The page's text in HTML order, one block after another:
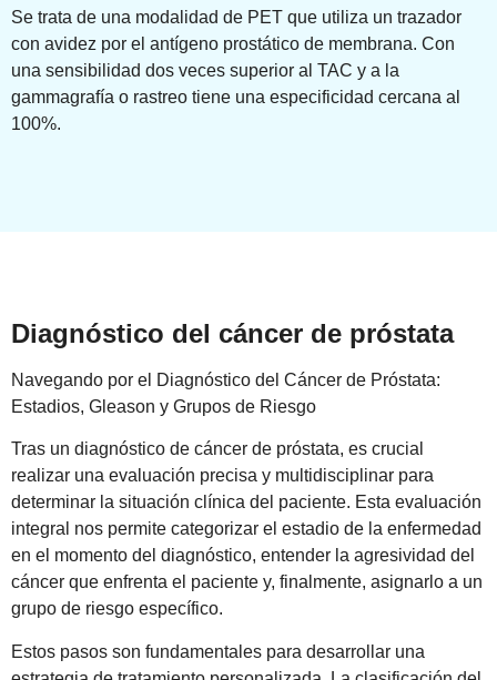
Se trata de una modalidad de PET que utiliza un trazador
con avidez por el antígeno prostático de membrana. Con
una sensibilidad dos veces superior al TAC y a la
gammagrafía o rastreo tiene una especificidad cercana al
100%.
Diagnóstico del cáncer de próstata
Navegando por el Diagnóstico del Cáncer de Próstata:
Estadios, Gleason y Grupos de Riesgo
Tras un diagnóstico de cáncer de próstata, es crucial
realizar una evaluación precisa y multidisciplinar para
determinar la situación clínica del paciente. Esta evaluación
integral nos permite categorizar el estadio de la enfermedad
en el momento del diagnóstico, entender la agresividad del
cáncer que enfrenta el paciente y, finalmente, asignarlo a un
grupo de riesgo específico.
Estos pasos son fundamentales para desarrollar una